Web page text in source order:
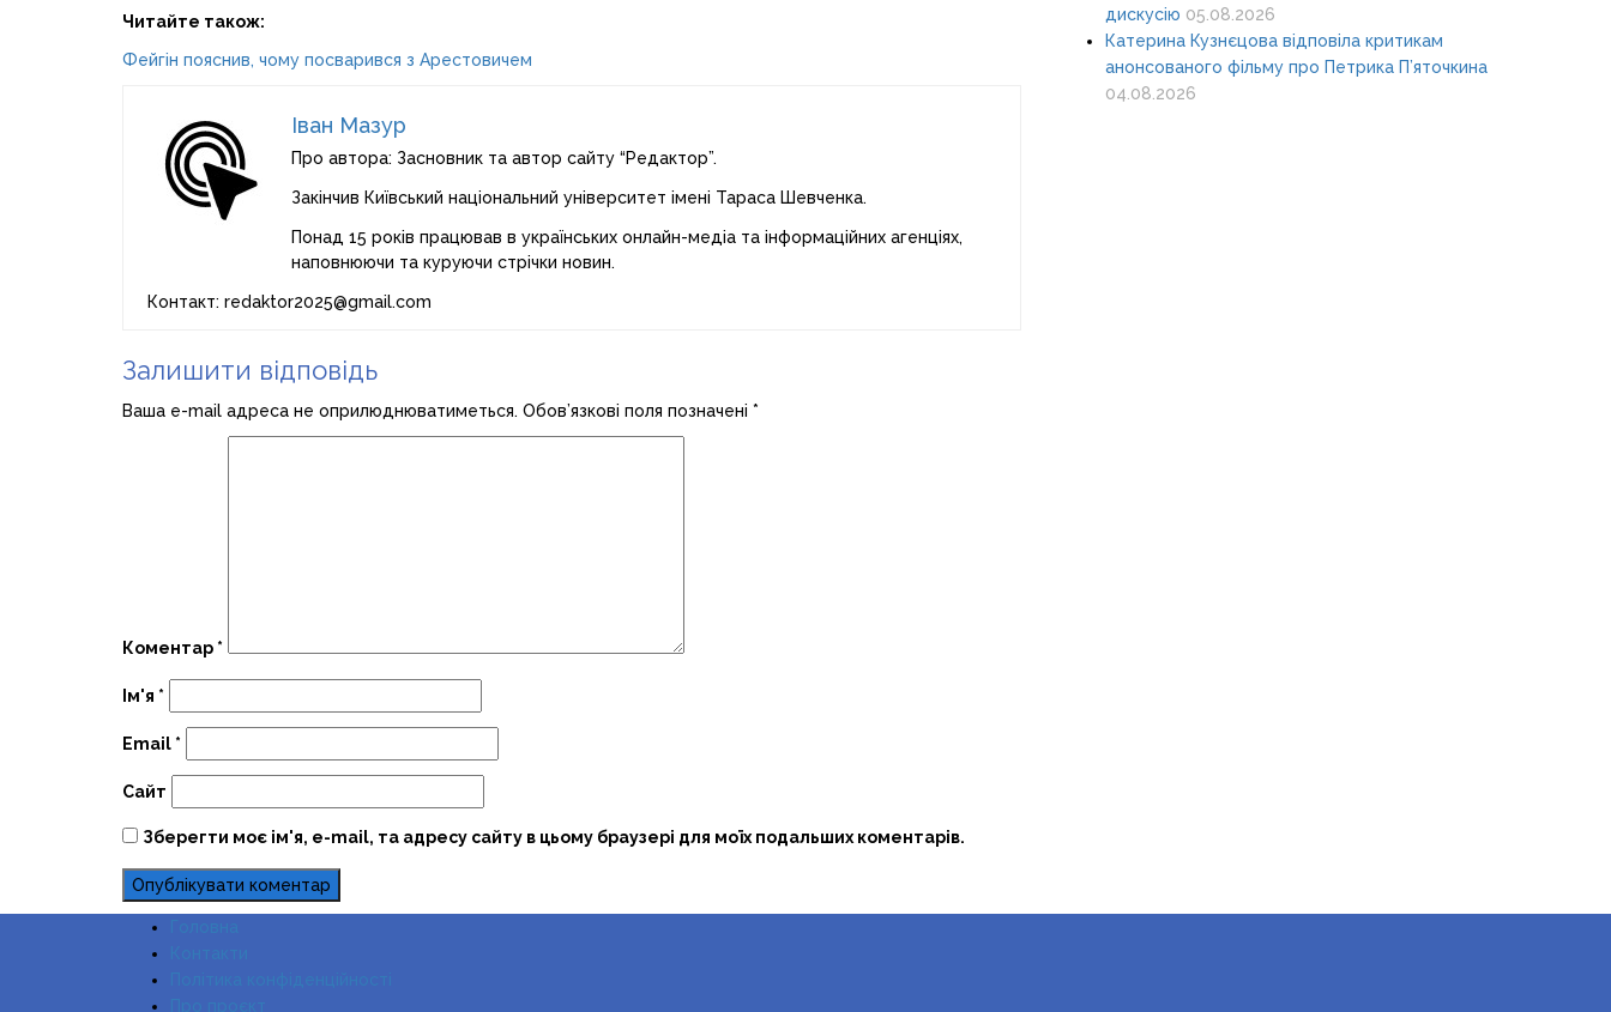
Читайте також:
Фейгін пояснив, чому посварився з Ареcтовичем
Іван Мазур
Про автора: Засновник та автор сайту “Редактор”.
Закінчив Київський національний університет імені Тараса Шевченка.
Понад 15 років працював в українських онлайн-медіа та інформаційних агенціях,
наповнюючи та куруючи стрічки новин.
Контакт: redaktor2025@gmail.com
Залишити відповідь
Ваша e-mail адреса не оприлюднюватиметься. Обов’язкові поля позначені *
Коментар *
Ім'я *
Email *
Сайт
Зберегти моє ім'я, e-mail, та адресу сайту в цьому браузері для моїх подальших коментарів.
дискусію 05.08.2026
Катерина Кузнєцова відповіла критикам
анонсованого фільму про Петрика П’яточкина
04.08.2026
Головна
Політика конфіденційності